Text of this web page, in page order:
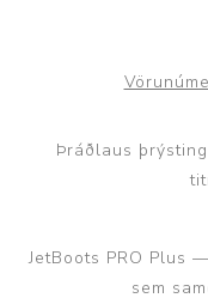
Þráðlaus
JetBoots PRO Plus
sem